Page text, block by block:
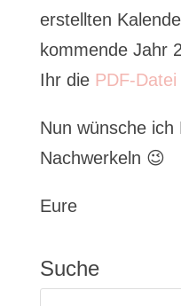
erstellten
kommende Jahr
Ihr die PDF-Datei
Nun wünsche
Nachwerkeln 😉
Eure
Suche